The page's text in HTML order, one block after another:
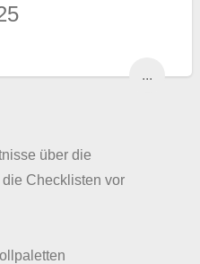
...
über die
Checklisten vor